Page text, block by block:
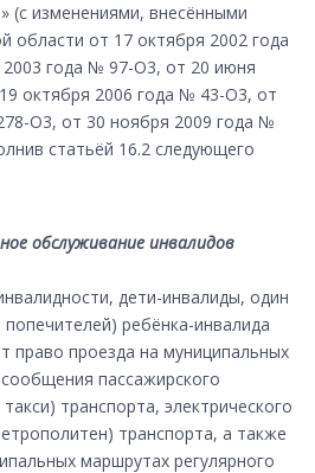
(с изменениями, внесёнными
области от 17 октября 2002 года
года № 97-О3, от 20 июня
октября 2006 года № 43-О3, от
О3, от 30 ноября 2009 года №
статьёй 16.2 следующего
обслуживание инвалидов
дети-инвалиды, один
ребёнка-инвалида
право проезда на муниципальных
пассажирского
транспорта, электрического
транспорта, а также
маршрутах регулярного